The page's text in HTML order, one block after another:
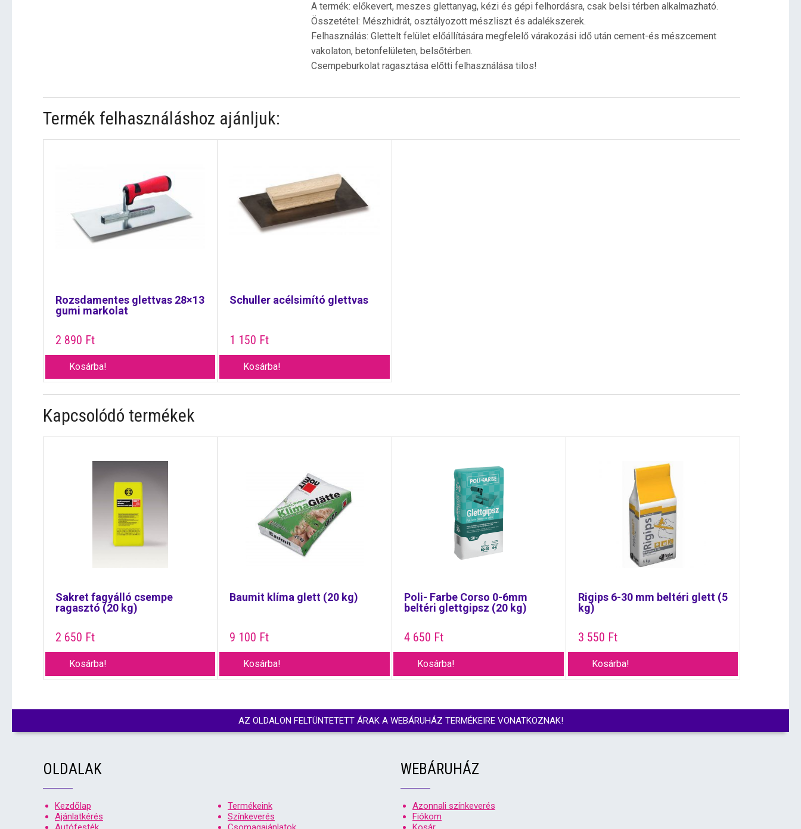
A termék: előkevert, meszes glettanyag, kézi és gépi felhordásra, csak belsi térben alkalmazható.
Összetétel: Mészhidrát, osztályozott mészliszt és adalékszerek.
Felhasználás: Glettelt felület előállítására megfelelő várakozási idő után cement-és mészcement
vakolaton, betonfelületen, belsőtérben.
Csempeburkolat ragasztása előtti felhasználása tilos!
Termék felhasználáshoz ajánljuk:
Rozsdamentes glettvas 28×13
gumi markolat
2 890 Ft
Kosárba!
Schuller acélsimító glettvas
1 150 Ft
Kosárba!
Kapcsolódó termékek
Sakret fagyálló csempe
ragasztó (20 kg)
2 650 Ft
Kosárba!
Baumit klíma glett (20 kg)
9 100 Ft
Kosárba!
Poli- Farbe Corso 0-6mm
beltéri glettgipsz (20 kg)
4 650 Ft
Kosárba!
Rigips 6-30 mm beltéri glett (5
kg)
3 550 Ft
Kosárba!
AZ OLDALON FELTÜNTETETT ÁRAK A WEBÁRUHÁZ TERMÉKEIRE VONATKOZNAK!
OLDALAK
Kezdőlap
Termékeink
Ajánlatkérés
Színkeverés
WEBÁRUHÁZ
Azonnali színkeverés
Fiókom